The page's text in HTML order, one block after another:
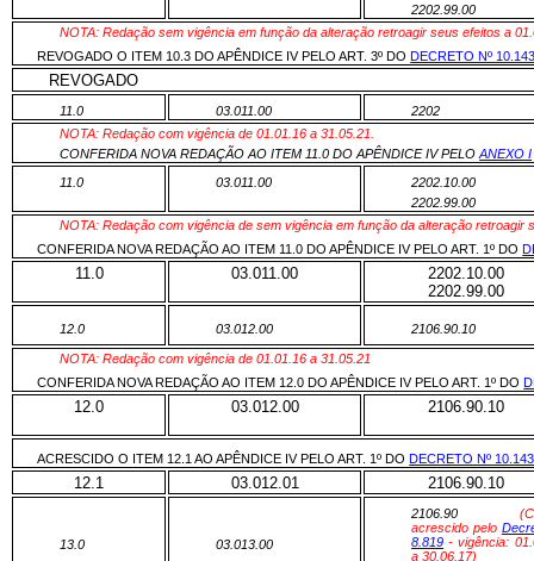
2202.99.00
NOTA: Redação sem vigência em função da alteração retroagir seus efeitos a
REVOGADO O ITEM 10.3 DO APÊNDICE IV PELO ART. 3º DODECRETO Nº
REVOGADO
11.0 03.011.00
2202
NOTA: Redação com vigência de 01.01.16 a 31.05.21.
CONFERIDA NOVA REDAÇÃO AO ITEM 11.0 DO APÊNDICE IV PELOANEXO I
11.0
03.011.00
2202.10.00
2202.99.00
NOTA: Redação com vigência de sem vigência em função da alteração retroagir
CONFERIDA NOVA REDAÇÃO AO ITEM 11.0 DO APÊNDICE IV PELO ART. 1º DO
11.0 03.011.00
2202.10.00
2202.99.00
12.0 03.012.00 2106.90.10
NOTA: Redação com vigência de 01.01.16 a 31.05.21
CONFERIDA NOVA REDAÇÃO AO ITEM 12.0 DO APÊNDICE IV PELO ART. 1º DO
12.0 03.012.00 2106.90.10
ACRESCIDO O ITEM 12.1 AO APÊNDICE IV PELO ART. 1º DODECRETO Nº 10.143
12.1 03.012.01 2106.90.10
13.0 03.013.00
2106.90
acrescido pelo
8.819 - vigência:
a 30.06.17)